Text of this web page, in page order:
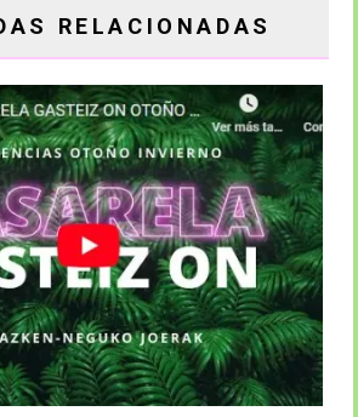
RELACIONADAS